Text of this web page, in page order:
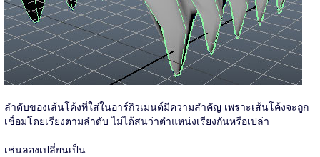
ลำดับของเส้นโค้งที่ใส่ในอาร์กิวเมนต์มีความสำคัญ เพราะเส้นโค้งจะถูก
เชื่อมโดยเรียงตามลำดับ ไม่ได้สนว่าตำแหน่งเรียงกันหรือเปล่า
เช่นลองเปลี่ยนเป็น